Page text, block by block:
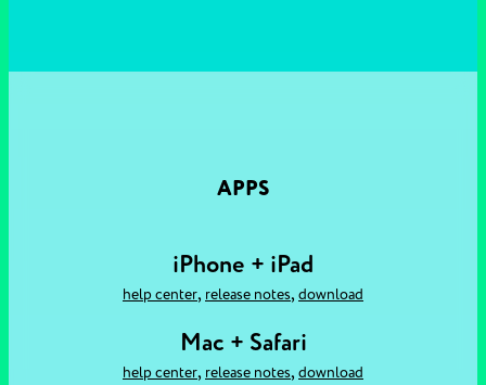
APPS
iPhone + iPad
help center, release notes, download
Mac + Safari
help center, release notes, download